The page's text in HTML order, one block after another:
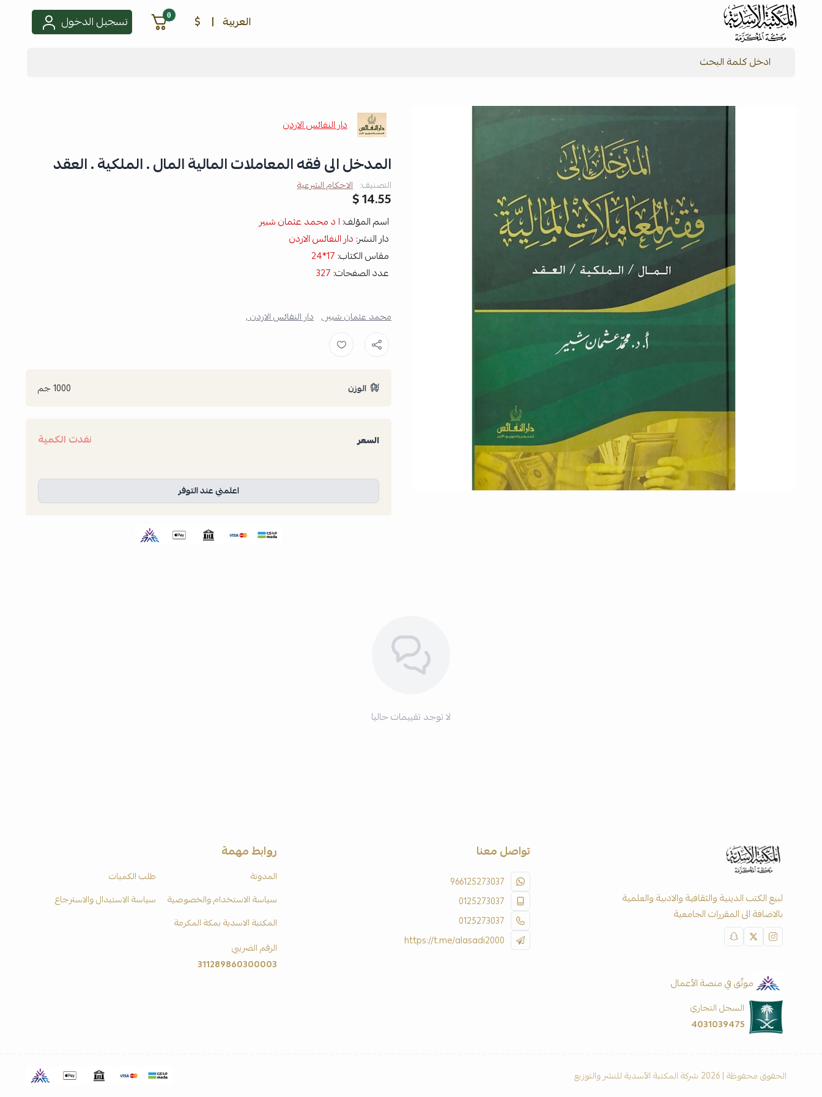
شركة المكتبة الأسدية للنشر والتوزيع العربية |
$
0 تسجيل الدخول
دار النفائس الاردن
المدخل الى فقه المعاملات المالية المال . الملكية . العقد
التصنيف: الاحكام الشرعية
14.55 $
اسم المؤلف: ا د محمد عثمان شبير
دار النشر: دار النفائس الاردن
مقاس الكتاب: 17*24
عدد الصفحات: 327
محمد عثمان شبير , دار النفائس الاردن ,
الوزن 1000 جم
السعر نفدت الكمية
اعلمني عند التوفر
لا توجد تقييمات حاليا
لبيع الكتب الدينية والثقافية والادبية والعلمية
بالاضافة الى المقررات الجامعية
موثّق في منصة الأعمال
السجل التجاري
4031039475
تواصل معنا
966125273037
0125273037
0125273037
https://t.me/alasadi2000
روابط مهمة
المدونة
طلب الكميات
سياسة الاستخدام والخصوصية
سياسة الاستبدال والاسترجاع
المكتبة الاسدية بمكة المكرمة
الرقم الضريبي
311289860300003
الحقوق محفوظة | 2026 شركة المكتبة الأسدية للنشر والتوزيع